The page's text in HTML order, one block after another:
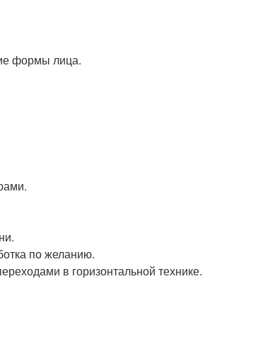
формы лица.
по желанию.
в горизонтальной технике.